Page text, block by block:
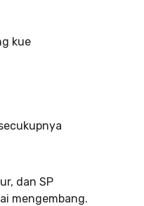
kue
dan SP
mengembang.